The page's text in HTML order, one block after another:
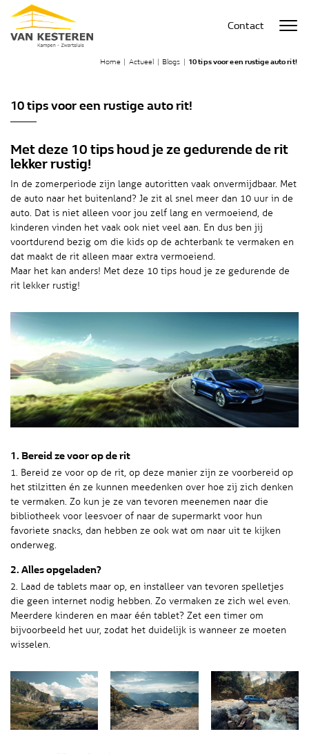
Contact
Home Actueel Blogs 10 tips voor een rustige auto rit!
10 tips voor een rustige auto rit!
Met deze 10 tips houd je ze gedurende de rit
lekker rustig!
In de zomerperiode zijn lange autoritten vaak onvermijdbaar. Met
de auto naar het buitenland? Je zit al snel meer dan 10 uur in de
auto. Dat is niet alleen voor jou zelf lang en vermoeiend, de
kinderen vinden het vaak ook niet veel aan. En dus ben jij
voortdurend bezig om die kids op de achterbank te vermaken en
dat maakt de rit alleen maar extra vermoeiend.
Maar het kan anders! Met deze 10 tips houd je ze gedurende de
rit lekker rustig!
1. Bereid ze voor op de rit
1. Bereid ze voor op de rit, op deze manier zijn ze voorbereid op
het stilzitten én ze kunnen meedenken over hoe zij zich denken
te vermaken. Zo kun je ze van tevoren meenemen naar die
bibliotheek voor leesvoer of naar de supermarkt voor hun
favoriete snacks, dan hebben ze ook wat om naar uit te kijken
onderweg.
2. Alles opgeladen?
2. Laad de tablets maar op, en installeer van tevoren spelletjes
die geen internet nodig hebben. Zo vermaken ze zich wel even.
Meerdere kinderen en maar één tablet? Zet een timer om
bijvoorbeeld het uur, zodat het duidelijk is wanneer ze moeten
wisselen.